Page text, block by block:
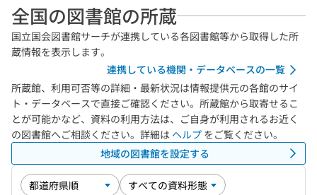
全国の図書館の所蔵
国立国会図書館サーチが連携している各図書館等から取得した所
蔵情報を表示します。
連携している機関・データベースの一覧
所蔵館、利用可否等の詳細・最新状況は情報提供元の各館のサイ
ト・データベースで直接ご確認ください。所蔵館から取寄せるこ
とが可能かなど、資料の利用方法は、ご自身が利用されるお近く
の図書館へご相談ください。詳細は ヘルプ をご覧ください。
地域の図書館を設定する